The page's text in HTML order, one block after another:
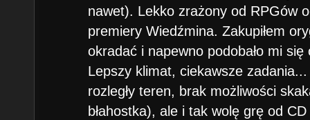
nawet). Lekko zrażony od RPGów
premiery Wiedźmina. Zakupiłem
okradać i napewno podobało mi
Lepszy klimat, ciekawsze
rozległy teren, brak możliwości
błahostka), ale i tak wolę grę od